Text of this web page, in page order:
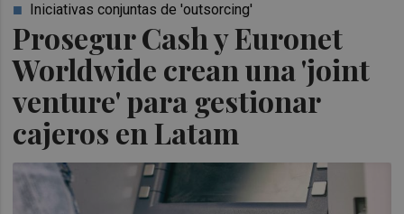
Prosegur Cash y Euronet
Worldwide crean una 'joint
venture' para gestionar
cajeros en Latam
Iniciativas conjuntas de 'outsorcing'